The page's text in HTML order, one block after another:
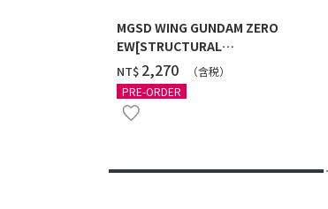
MGSD WING GUNDAM ZERO
EW[STRUCTURAL
COATING/BLACK] [2026年12月發送]
NT$ ‌2,270
（含税）
PRE-ORDER